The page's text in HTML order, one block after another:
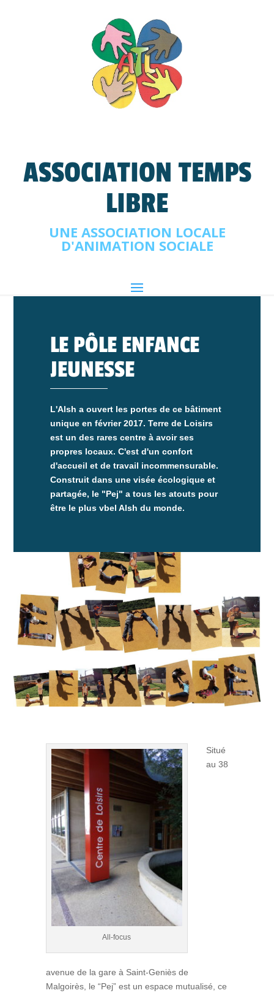
ASSOCIATION TEMPS
LIBRE
UNE ASSOCIATION LOCALE
D'ANIMATION SOCIALE
LE PÔLE ENFANCE
JEUNESSE
L'Alsh a ouvert les portes de ce bâtiment
unique en février 2017. Terre de Loisirs
est un des rares centre à avoir ses
propres locaux. C'est d'un confort
d'accueil et de travail incommensurable.
Construit dans une visée écologique et
partagée, le "Pej" a tous les atouts pour
être le plus vbel Alsh du monde.
All-focus
Situé
au 38
avenue de la gare à Saint-Geniès de
Malgoirès, le “Pej” est un espace mutualisé, ce